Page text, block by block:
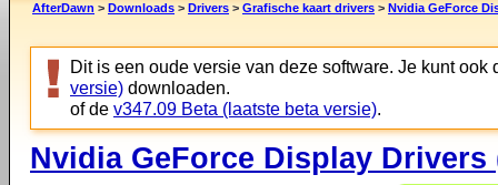
AfterDawn > Downloads > Drivers > Grafische kaart drivers > Nvidia GeForce
Dit is een oude versie van deze software. Je kunt ook
versie) downloaden.
of de v347.09 Beta (laatste beta versie).
Nvidia GeForce Display Drivers